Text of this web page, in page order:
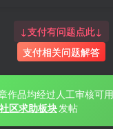
↓支付有问题点此↓
支付相关问题解答
作品均经过人工审核可
社区求助板块发帖